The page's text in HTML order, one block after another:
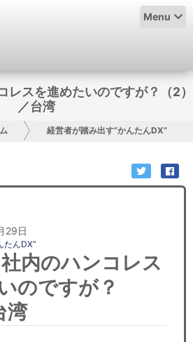
Menu
スを進めたいのですが？（2）
／台湾
経営者が踏み出す”かんたんDX”
29日
たんDX”
内のハンコレス
のですが？
湾